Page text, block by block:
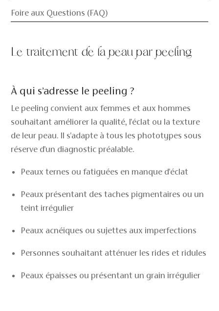
Foire aux Questions (FAQ)
Le traitement de la peau par peeling
À qui s’adresse le peeling ?
Le peeling convient aux femmes et aux hommes
souhaitant améliorer la qualité, l'éclat ou la texture
de leur peau. Il s'adapte à tous les phototypes sous
réserve d'un diagnostic préalable.
Peaux ternes ou fatiguées en manque d'éclat
Peaux présentant des taches pigmentaires ou un
teint irrégulier
Peaux acnéiques ou sujettes aux imperfections
Personnes souhaitant atténuer les rides et ridules
Peaux épaisses ou présentant un grain irrégulier